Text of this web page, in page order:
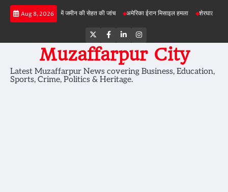
Skip
Aug 8, 2026
परियोजनाओं में जमीन की सेहत की जांच अमेरिका ईरान मिसाइल हमला शेरघाटी छात्रा दुष्कर्म
Twitter
Facebook
LinkedInInstagram
Muzaffarpur City
Latest Muzaffarpur News covering Business, Education,
Sports, Crime, Politics & Heritage.